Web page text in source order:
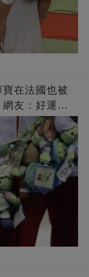
在法國也被
友：好運都